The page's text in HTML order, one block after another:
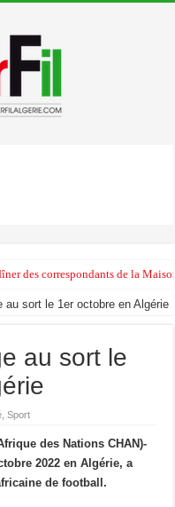
des correspondants de la
au sort le 1er octobre en Algérie
au sort le
,Sport
des Nations CHAN)-
2022 en Algérie, a
de football.